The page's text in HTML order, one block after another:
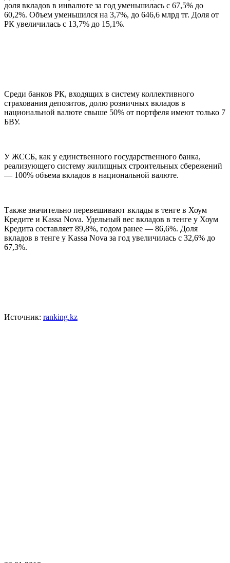
доля вкладов в инвалюте за год уменьшилась с 67,5% до
60,2%. Объем уменьшился на 3,7%, до 646,6 млрд тг. Доля от
РК увеличилась с 13,7% до 15,1%.
Среди банков РК, входящих в систему коллективного
страхования депозитов, долю розничных вкладов в
национальной валюте свыше 50% от портфеля имеют только 7
БВУ.
У ЖССБ, как у единственного государственного банка,
реализующего систему жилищных строительных сбережений
— 100% объема вкладов в национальной валюте.
Также значительно перевешивают вклады в тенге в Хоум
Кредите и Kassa Nova. Удельный вес вкладов в тенге у Хоум
Кредита составляет 89,8%, годом ранее — 86,6%. Доля
вкладов в тенге у Kassa Nova за год увеличилась с 32,6% до
67,3%.
Источник: ranking.kz